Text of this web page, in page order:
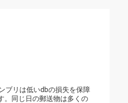
ブリは低いdbの損失を保障
。同じ日の郵送物は多くの